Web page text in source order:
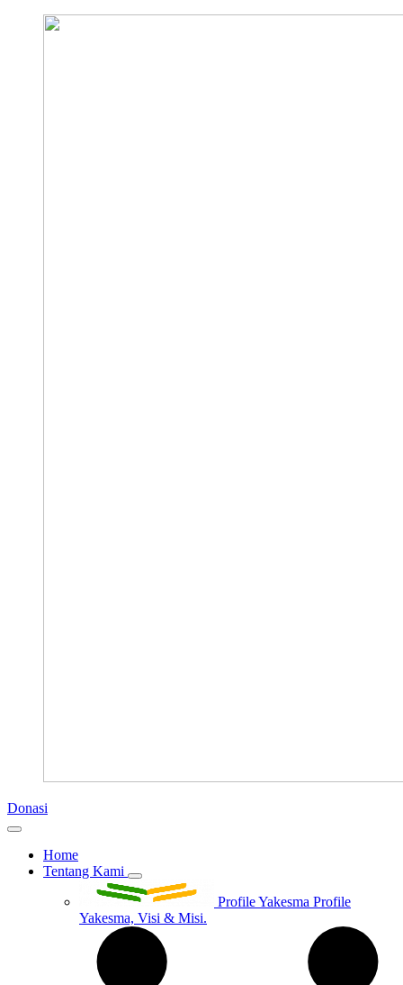
Donasi
Home
Tentang Kami
Profile Yakesma Profile
Yakesma, Visi & Misi.